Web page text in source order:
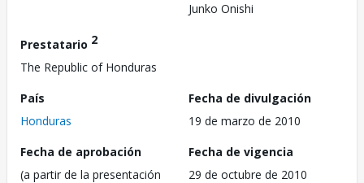
Junko Onishi
Prestatario 2
The Republic of Honduras
País
Honduras
Fecha de divulgación
19 de marzo de 2010
Fecha de aprobación
(a partir de la presentación
Fecha de vigencia
29 de octubre de 2010